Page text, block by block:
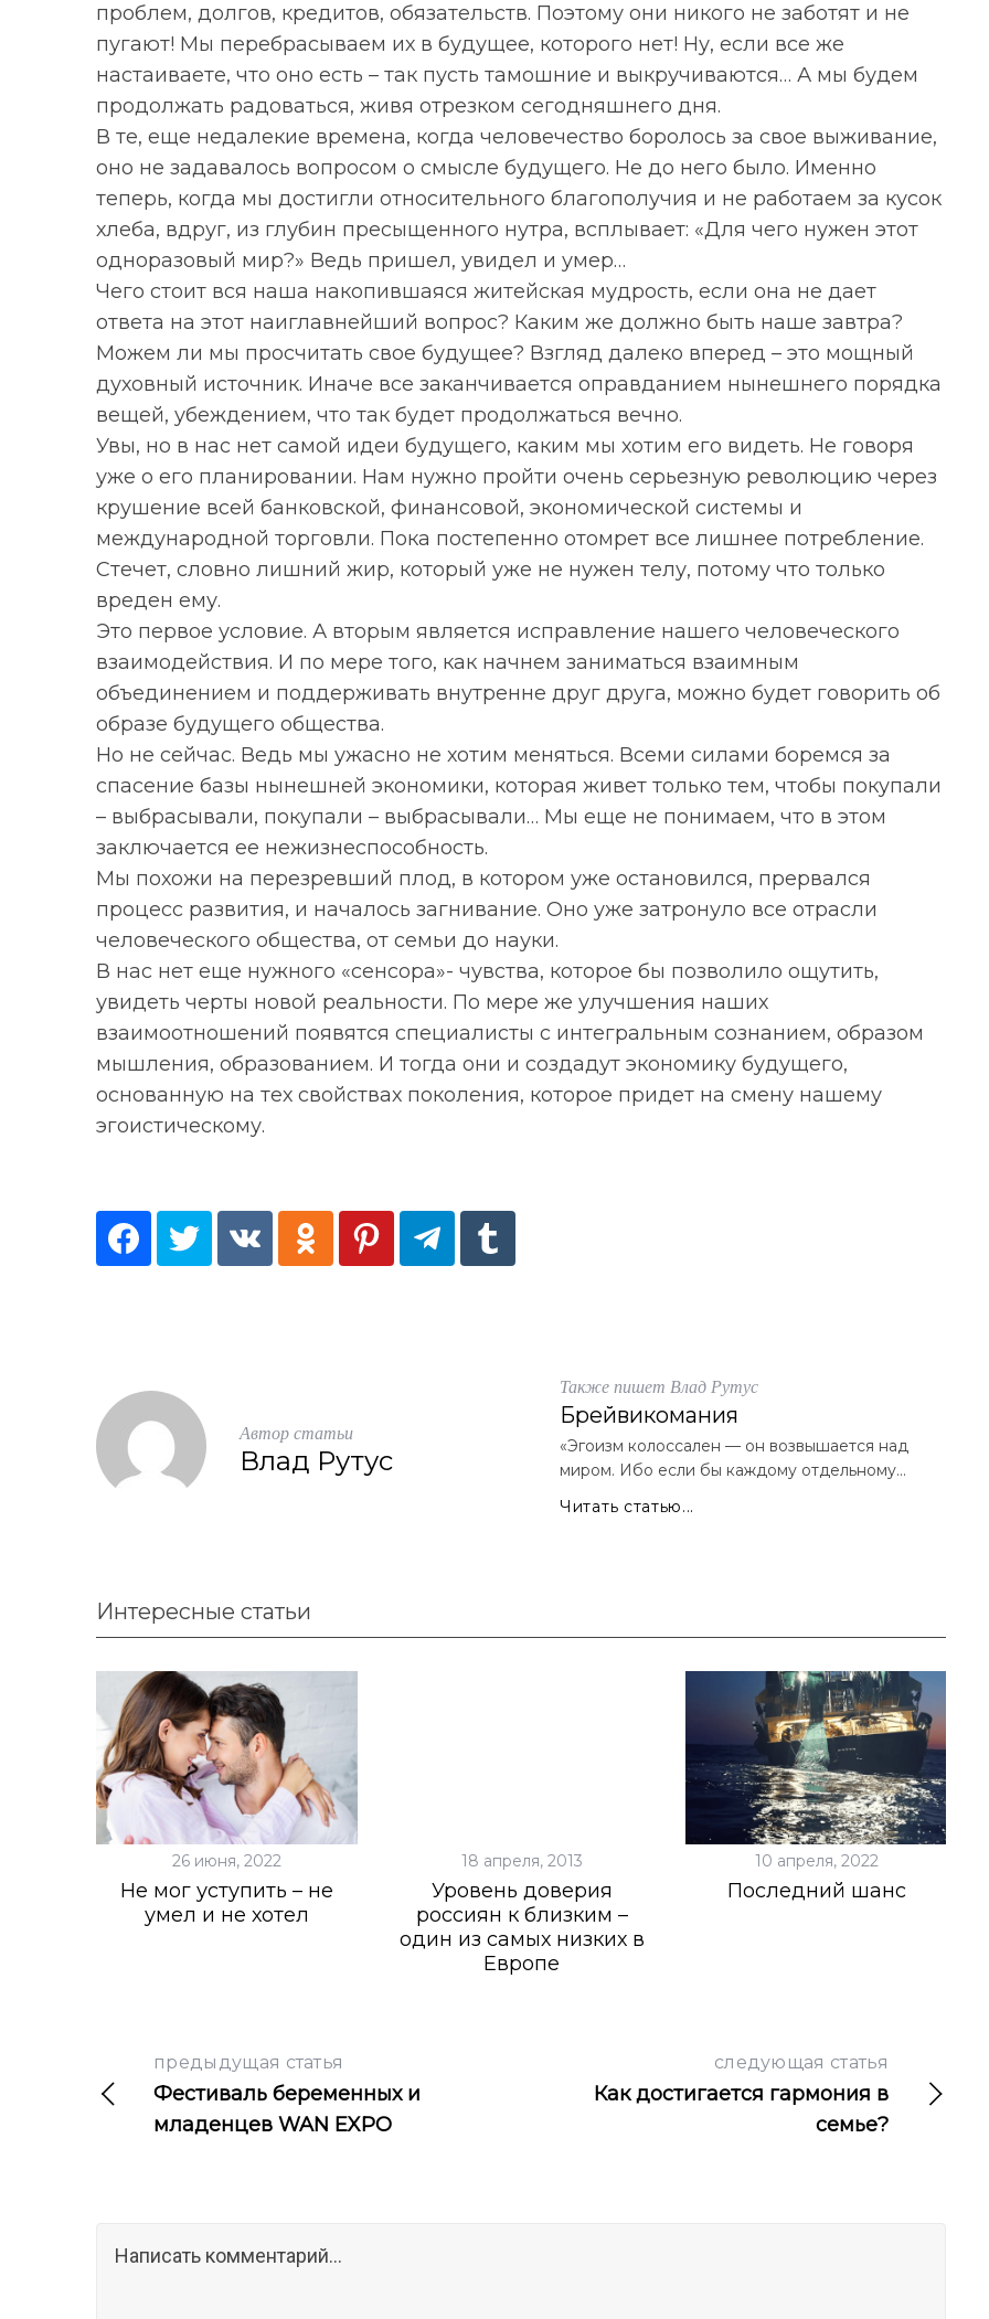
проблем, долгов, кредитов, обязательств. Поэтому они никого не заботят и не
пугают! Мы перебрасываем их в будущее, которого нет! Ну, если все же
настаиваете, что оно есть – так пусть тамошние и выкручиваются… А мы будем
продолжать радоваться, живя отрезком сегодняшнего дня.
В те, еще недалекие времена, когда человечество боролось за свое выживание,
оно не задавалось вопросом о смысле будущего. Не до него было. Именно
теперь, когда мы достигли относительного благополучия и не работаем за кусок
хлеба, вдруг, из глубин пресыщенного нутра, всплывает: «Для чего нужен этот
одноразовый мир?» Ведь пришел, увидел и умер…
Чего стоит вся наша накопившаяся житейская мудрость, если она не дает
ответа на этот наиглавнейший вопрос? Каким же должно быть наше завтра?
Можем ли мы просчитать свое будущее? Взгляд далеко вперед – это мощный
духовный источник. Иначе все заканчивается оправданием нынешнего порядка
вещей, убеждением, что так будет продолжаться вечно.
Увы, но в нас нет самой идеи будущего, каким мы хотим его видеть. Не говоря
уже о его планировании. Нам нужно пройти очень серьезную революцию через
крушение всей банковской, финансовой, экономической системы и
международной торговли. Пока постепенно отомрет все лишнее потребление.
Стечет, словно лишний жир, который уже не нужен телу, потому что только
вреден ему.
Это первое условие. А вторым является исправление нашего человеческого
взаимодействия. И по мере того, как начнем заниматься взаимным
объединением и поддерживать внутренне друг друга, можно будет говорить об
образе будущего общества.
Но не сейчас. Ведь мы ужасно не хотим меняться. Всеми силами боремся за
спасение базы нынешней экономики, которая живет только тем, чтобы покупали
– выбрасывали, покупали – выбрасывали… Мы еще не понимаем, что в этом
заключается ее нежизнеспособность.
Мы похожи на перезревший плод, в котором уже остановился, прервался
процесс развития, и началось загнивание. Оно уже затронуло все отрасли
человеческого общества, от семьи до науки.
В нас нет еще нужного «сенсора»- чувства, которое бы позволило ощутить,
увидеть черты новой реальности. По мере же улучшения наших
взаимоотношений появятся специалисты с интегральным сознанием, образом
мышления, образованием. И тогда они и создадут экономику будущего,
основанную на тех свойствах поколения, которое придет на смену нашему
эгоистическому.
Автор статьи
Влад Рутус
Также пишет Влад Рутус
Брейвикомания
«Эгоизм колоссален — он возвышается над
миром. Ибо если бы каждому отдельному...
Читать статью...
Интересные статьи
26 июня, 2022
Не мог уступить – не
умел и не хотел
18 апреля, 2013
Уровень доверия
россиян к близким –
один из самых низких в
Европе
10 апреля, 2022
Последний шанс
предыдущая статья
Фестиваль беременных и
младенцев WAN EXPO
следующая статья
Как достигается гармония в
семье?
S
e
a
c
h
o
:
По авторам